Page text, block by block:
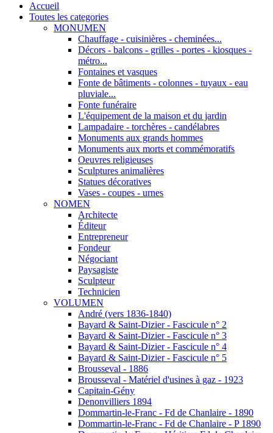
Accueil
Toutes les categories
MONUMEN
Chauffage - cuisinières - cheminées...
Décors - balcons - grilles - portes - kiosques -
métro...
Fontaines et vasques
Fonte de bâtiments - colonnes - tuyaux - eau
pluviale...
Fonte funéraire
L'équipement de la maison et du jardin
Lampadaire - torchères - candélabres
Monuments aux grands hommes
Monuments aux morts et commémoratifs
Oeuvres religieuses
Sculptures animalières
Statues décoratives
Vases - coupes - urnes
NOMEN
Architecte
Éditeur
Entrepreneur
Fondeur
Négociant
Paysagiste
Sculpteur
Technicien
VOLUMEN
André (vers 1836-1840)
Bayard & Saint-Dizier - Fascicule n° 2
Bayard & Saint-Dizier - Fascicule n° 3
Bayard & Saint-Dizier - Fascicule n° 4
Bayard & Saint-Dizier - Fascicule n° 5
Brousseval - 1886
Brousseval - Matériel d'usines à gaz - 1923
Capitain-Gény
Denonvilliers 1894
Dommartin-le-Franc - Fd de Chanlaire - 1890
Dommartin-le-Franc - Fd de Chanlaire - P 1890